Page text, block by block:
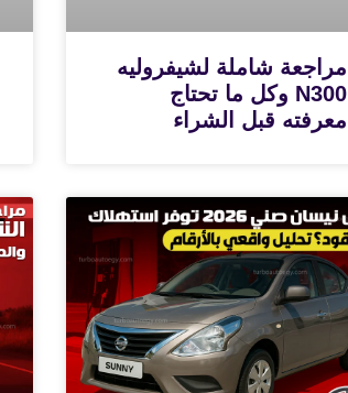
مراجعة شاملة لشيفروليه
N300 وكل ما تحتاج
معرفته قبل الشراء